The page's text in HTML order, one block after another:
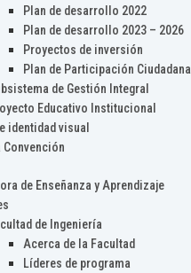
Plan de desarrollo 2022
Plan de desarrollo 2023 – 2026
Proyectos de inversión
Plan de Participación Ciudadana
de Gestión Integral
Educativo Institucional
identidad visual
Convención
de Enseñanza y Aprendizaje
de Ingeniería
Acerca de la Facultad
Líderes de programa